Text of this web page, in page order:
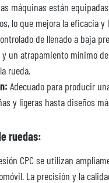
máquinas están
lo que mejora la eficacia
de llenado a baja
un atrapamiento mínimo
rueda.
Adecuado para producir
y ligeras hasta diseños
ruedas:
CPC se utilizan
La precisión y la